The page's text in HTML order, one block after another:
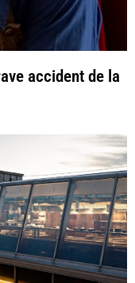
accident de la